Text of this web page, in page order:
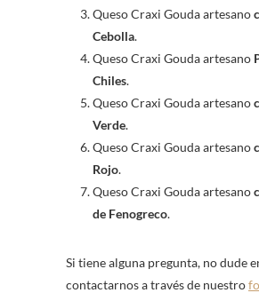
Queso Craxi Gouda artesano
Cebolla.
Queso Craxi Gouda artesano
Chiles.
Queso Craxi Gouda artesano
Verde.
Queso Craxi Gouda artesano
Rojo.
Queso Craxi Gouda artesano
de Fenogreco.
Si tiene alguna pregunta, no dude
contactarnos a través de nuestro